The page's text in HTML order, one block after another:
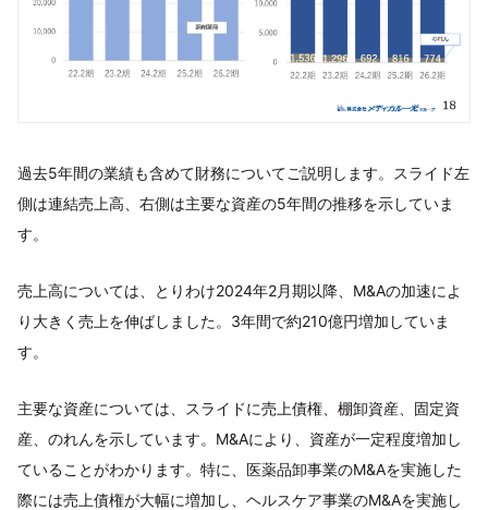
過去5年間の業績も含めて財務についてご説明します。スライド左
側は連結売上高、右側は主要な資産の5年間の推移を示していま
す。
売上高については、とりわけ2024年2月期以降、M&Aの加速によ
り大きく売上を伸ばしました。3年間で約210億円増加していま
す。
主要な資産については、スライドに売上債権、棚卸資産、固定資
産、のれんを示しています。M&Aにより、資産が一定程度増加し
ていることがわかります。特に、医薬品卸事業のM&Aを実施した
際には売上債権が大幅に増加し、ヘルスケア事業のM&Aを実施し